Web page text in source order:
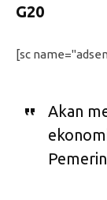
G20
[sc
Akan